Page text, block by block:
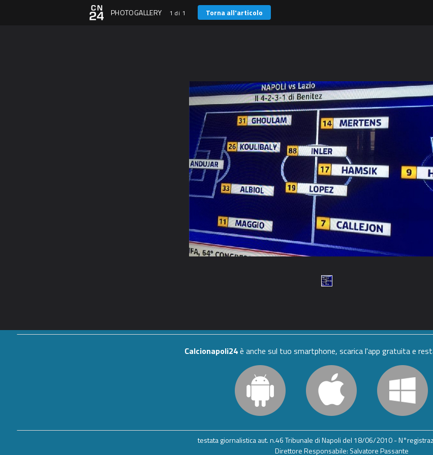
PHOTOGALLERY 1 di 1 Torna all'articolo
Calcionapoli24è anche sul tuo smartphone, scarica l'app gratuita e
testata giornalistica aut. n.46 Tribunale di Napoli del 18/06/2010 -
Direttore Responsabile: Salvatore Passante